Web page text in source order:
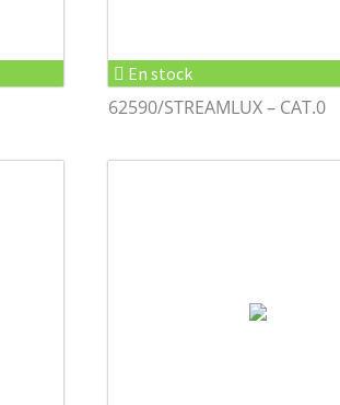
En stock
62590/STREAMLUX – CAT.0